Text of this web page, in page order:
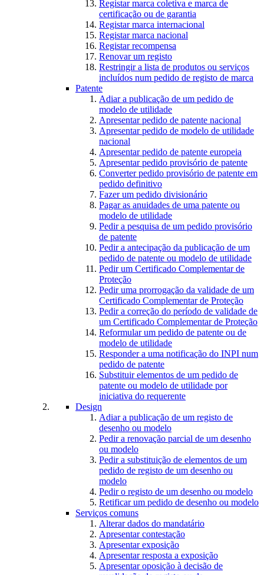
Registar marca coletiva e marca de
certificação ou de garantia
Registar marca internacional
Registar marca nacional
Registar recompensa
Renovar um registo
Restringir a lista de produtos ou serviços
incluídos num pedido de registo de marca
Patente
Adiar a publicação de um pedido de
modelo de utilidade
Apresentar pedido de patente nacional
Apresentar pedido de modelo de utilidade
nacional
Apresentar pedido de patente europeia
Apresentar pedido provisório de patente
Converter pedido provisório de patente em
pedido definitivo
Fazer um pedido divisionário
Pagar as anuidades de uma patente ou
modelo de utilidade
Pedir a pesquisa de um pedido provisório
de patente
Pedir a antecipação da publicação de um
pedido de patente ou modelo de utilidade
Pedir um Certificado Complementar de
Proteção
Pedir uma prorrogação da validade de um
Certificado Complementar de Proteção
Pedir a correção do período de validade de
um Certificado Complementar de Proteção
Reformular um pedido de patente ou de
modelo de utilidade
Responder a uma notificação do INPI num
pedido de patente
Substituir elementos de um pedido de
patente ou modelo de utilidade por
iniciativa do requerente
Design
Adiar a publicação de um registo de
desenho ou modelo
Pedir a renovação parcial de um desenho
ou modelo
Pedir a substituição de elementos de um
pedido de registo de um desenho ou
modelo
Pedir o registo de um desenho ou modelo
Retificar um pedido de desenho ou modelo
Serviços comuns
Alterar dados do mandatário
Apresentar contestação
Apresentar exposição
Apresentar resposta a exposição
Apresentar oposição à decisão de